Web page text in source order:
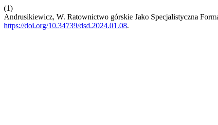
(1)
Andrusikiewicz, W. Ratownictwo górskie Jako Specjalistyczna
https://doi.org/10.34739/dsd.2024.01.08.